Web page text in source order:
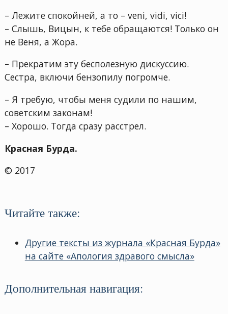
– Лежите спокойней, а то – veni, vidi, vici!
– Слышь, Вицын, к тебе обращаются! Только он
не Веня, а Жора.
– Прекратим эту бесполезную дискуссию.
Сестра, включи бензопилу погромче.
– Я требую, чтобы меня судили по нашим,
советским законам!
– Хорошо. Тогда сразу расстрел.
Красная Бурда.
© 2017
Читайте также:
Другие тексты из журнала «Красная Бурда»
на сайте «Апология здравого смысла»
Дополнительная навигация: